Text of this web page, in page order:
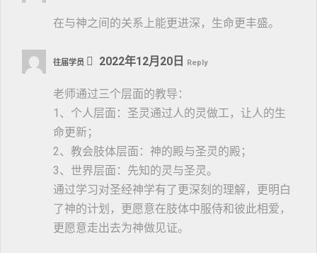
在与神之间的关系上能更进深，生命更丰盛。
往届学员 2022年12月20日 Reply
老师通过三个层面的教导：
1、个人层面：圣灵通过人的灵做工，让人的生
命更新；
2、教会肢体层面：神的殿与圣灵的殿；
3、世界层面：先知的灵与圣灵。
通过学习对圣经神学有了更深刻的理解，更明白
了神的计划，更愿意在肢体中服侍和彼此相爱，
更愿意走出去为神做见证。